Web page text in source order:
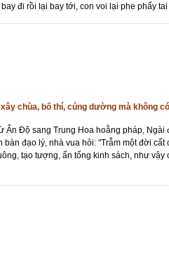
đi rồi lại bay tới, con voi lại phe phẩy
chùa, bố thí, cúng dường mà không
Ấn Ðộ sang Trung Hoa hoằng pháp, Ngài
đạo lý, nhà vua hỏi: "Trẫm một đời cất
tạo tượng, ấn tống kinh sách, như vậy